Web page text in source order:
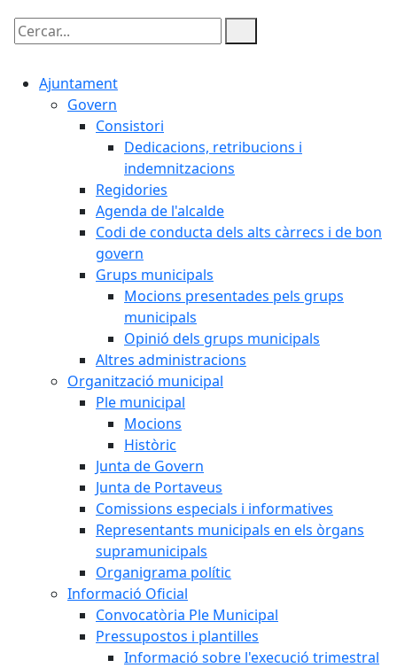
Cercar:
Ajuntament
Govern
Consistori
Dedicacions, retribucions i
indemnitzacions
Regidories
Agenda de l'alcalde
Codi de conducta dels alts càrrecs i de bon
govern
Grups municipals
Mocions presentades pels grups
municipals
Opinió dels grups municipals
Altres administracions
Organització municipal
Ple municipal
Mocions
Històric
Junta de Govern
Junta de Portaveus
Comissions especials i informatives
Representants municipals en els òrgans
supramunicipals
Organigrama polític
Informació Oficial
Convocatòria Ple Municipal
Pressupostos i plantilles
Informació sobre l'execució trimestral